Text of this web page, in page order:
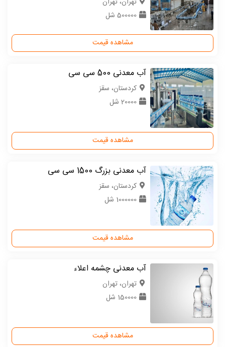
500000 شل
مشاهده قیمت
آب معدنی 500 سی سی
كردستان، سقز
20000 شل
مشاهده قیمت
آب معدنی بزرگ 1500 سی سی
كردستان، سقز
1000000 شل
مشاهده قیمت
آب معدنی چشمه اعلاء
تهران، تهران
150000 شل
مشاهده قیمت